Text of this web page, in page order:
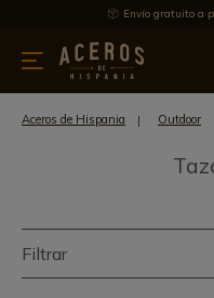
Envío gratuito a
menaje Ofertas
Aceros de Hispania Outdoor
Filtrar